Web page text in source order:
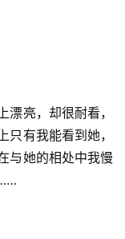
亮，却很耐看，
有我能看到她，
与她的相处中我慢